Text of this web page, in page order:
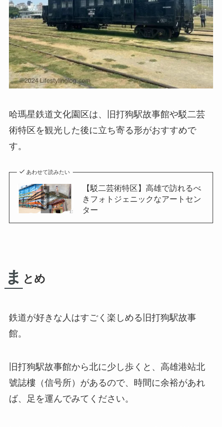
哈瑪星鉄道文化園区は、 旧打狗駅故事館や駁二芸
術特区を観光した後に立ち寄る形がおすすめで
す。
あわせて読みたい
【駁二芸術特区】高雄で訪れるべ
きフォトジェニックなアートセン
ター
ま とめ
鉄道が好きな人はすごく楽しめる旧打狗駅故事
館。
旧打狗駅故事館から北に少し歩くと、 高雄港站北
號誌樓（信号所）があるので、時間に余裕があれ
ば、足を運んでみてください。